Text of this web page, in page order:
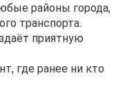
районы города,
транспорта.
приятную
где ранее ни кто